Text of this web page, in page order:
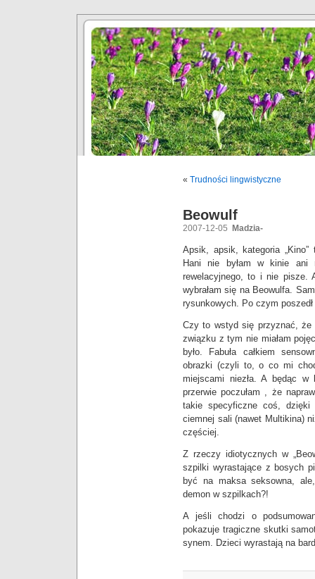
« Trudności lingwistyczne
Beowulf
2007-12-05 Madzia-
Apsik, apsik, kategoria
Hani nie byłam w kinie ani
rewelacyjnego, to i nie pisze.
wybrałam się na Beowulfa.
rysunkowych. Po czym
Czy to wstyd się przyznać, że
związku z tym nie miałam
było. Fabuła całkiem
obrazki (czyli to, o co mi
miejscami niezła. A będąc
przerwie poczułam , że
takie specyficzne coś, dzięki
ciemnej sali (nawet Multikina)
częściej.
Z rzeczy idiotycznych w
szpilki wyrastające z bosych
być na maksa seksowna,
demon w szpilkach?!
A jeśli chodzi o
pokazuje tragiczne skutki
synem. Dzieci wyrastają na